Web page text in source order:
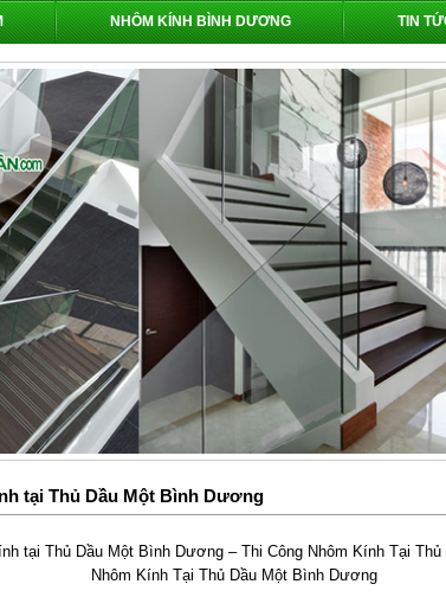
NHÔM KÍNH BÌNH DƯƠNG TIN
tại Thủ Dầu Một Bình Dương
tại Thủ Dầu Một Bình Dương – Thi Công Nhôm Kính Tại
Nhôm Kính Tại Thủ Dầu Một Bình Dương